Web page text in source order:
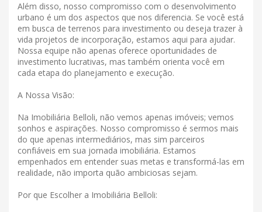
Além disso, nosso compromisso com o desenvolvimento
urbano é um dos aspectos que nos diferencia. Se você está
em busca de terrenos para investimento ou deseja trazer à
vida projetos de incorporação, estamos aqui para ajudar.
Nossa equipe não apenas oferece oportunidades de
investimento lucrativas, mas também orienta você em
cada etapa do planejamento e execução.
A Nossa Visão:
Na Imobiliária Belloli, não vemos apenas imóveis; vemos
sonhos e aspirações. Nosso compromisso é sermos mais
do que apenas intermediários, mas sim parceiros
confiáveis ​​em sua jornada imobiliária. Estamos
empenhados em entender suas metas e transformá-las em
realidade, não importa quão ambiciosas sejam.
Por que Escolher a Imobiliária Belloli: